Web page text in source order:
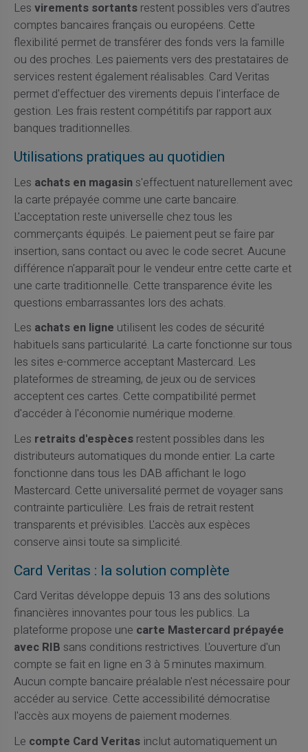
Les virements sortantsrestent possibles vers d'autres
comptes bancaires français ou européens. Cette
flexibilité permet de transférer des fonds vers la famille
ou des proches. Les paiements vers des prestataires de
services restent également réalisables. Card Veritas
permet d'effectuer des virements depuis l'interface de
gestion. Les frais restent compétitifs par rapport aux
banques traditionnelles.
Utilisations pratiques au quotidien
Les achats en magasins'effectuent naturellement avec
la carte prépayée comme une carte bancaire.
L'acceptation reste universelle chez tous les
commerçants équipés. Le paiement peut se faire par
insertion, sans contact ou avec le code secret. Aucune
différence n'apparaît pour le vendeur entre cette carte et
une carte traditionnelle. Cette transparence évite les
questions embarrassantes lors des achats.
Les achats en ligne utilisent les codes de sécurité
habituels sans particularité. La carte fonctionne sur tous
les sites e-commerce acceptant Mastercard. Les
plateformes de streaming, de jeux ou de services
acceptent ces cartes. Cette compatibilité permet
d'accéder à l'économie numérique moderne.
Les retraits d'espècesrestent possibles dans les
distributeurs automatiques du monde entier. La carte
fonctionne dans tous les DAB affichant le logo
Mastercard. Cette universalité permet de voyager sans
contrainte particulière. Les frais de retrait restent
transparents et prévisibles. L'accès aux espèces
conserve ainsi toute sa simplicité.
Card Veritas : la solution complète
Card Veritas développe depuis 13 ans des solutions
financières innovantes pour tous les publics. La
plateforme propose une carte Mastercard prépayée
avec RIB sans conditions restrictives. L'ouverture d'un
compte se fait en ligne en 3 à 5 minutes maximum.
Aucun compte bancaire préalable n'est nécessaire pour
accéder au service. Cette accessibilité démocratise
l'accès aux moyens de paiement modernes.
Le compte Card Veritasinclut automatiquement un